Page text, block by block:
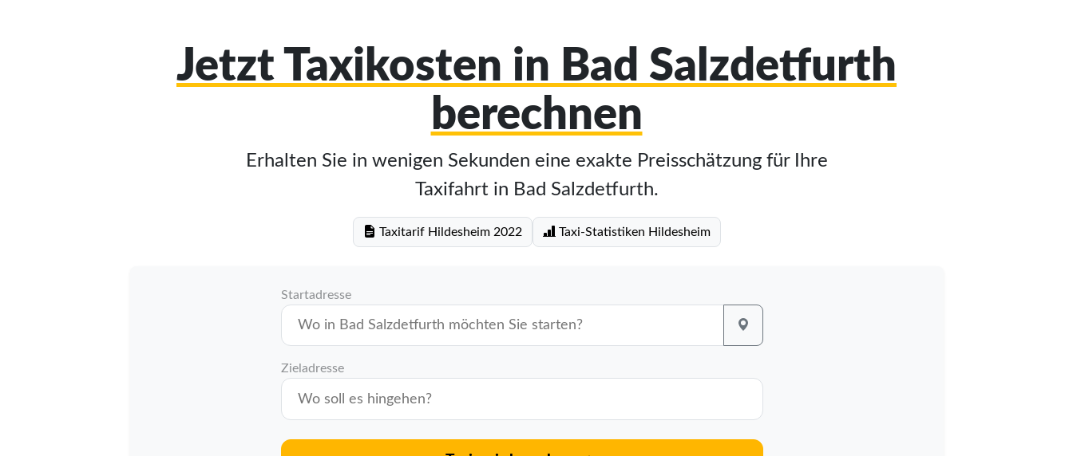
Jetzt Taxikosten in Bad Salzdetfurth
berechnen
Erhalten Sie in wenigen Sekunden eine exakte Preisschätzung für Ihre
Taxifahrt in Bad Salzdetfurth.
Taxitarif Hildesheim 2022 Taxi-Statistiken Hildesheim
Startadresse
Zieladresse